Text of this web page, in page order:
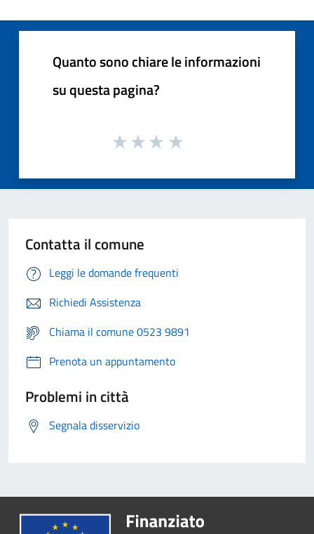
Quanto sono chiare le informazioni
su questa pagina?
Contatta il comune
Leggi le domande frequenti
Richiedi Assistenza
Chiama il comune 0523 9891
Prenota un appuntamento
Problemi in città
Segnala disservizio